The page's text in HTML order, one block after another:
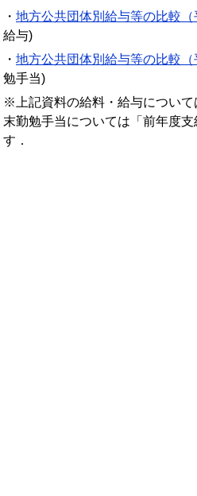
・ 地方公共団体別給与等の比較
給与)
・ 地方公共団体別給与等の比較
勉手当)
※上記資料の給料・給与について
末勤勉手当については「前年度
す．